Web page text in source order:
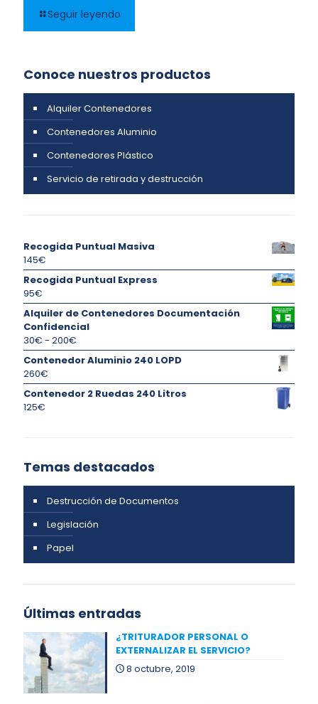
Seguir leyendo
Conoce nuestros productos
Alquiler Contenedores
Contenedores Aluminio
Contenedores Plástico
Servicio de retirada y destrucción
Recogida Puntual Masiva
145€
Recogida Puntual Express
95€
Alquiler de Contenedores Documentación
Confidencial
30€ - 200€
de
precios:
desde
30€
Contenedor Aluminio 240 LOPD
260€
Contenedor 2 Ruedas 240 Litros
125€
Temas destacados
Destrucción de Documentos
Legislación
Papel
Últimas entradas
¿TRITURADOR PERSONAL O
EXTERNALIZAR EL SERVICIO?
8 octubre, 2019